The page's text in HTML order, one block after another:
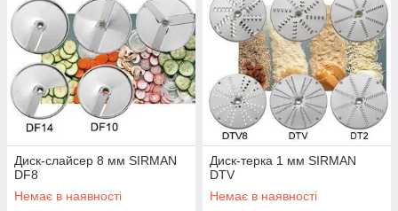
Диск-слайсер 8 мм SIRMAN
DF8
Немає в наявності
Диск-терка 1 мм SIRMAN
DTV
Немає в наявності